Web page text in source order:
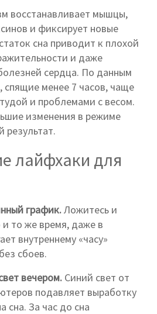
восстанавливает мышцы,
и фиксирует новые
сна приводит к плохой
и даже
сердца. По данным
менее 7 часов, чаще
и проблемами с весом.
изменения в режиме
результат.
лайфхаки для
график.Ложитесь и
и то же время, даже в
внутреннему «часу»
сбоев.
вечером. Синий свет от
подавляет выработку
сна. За час до сна